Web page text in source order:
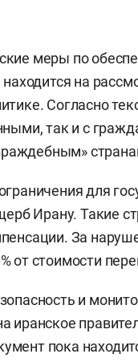
меры по
на
Согласно
так и с
для
Ирану. Такие
За
от стоимости
и
иранское
пока